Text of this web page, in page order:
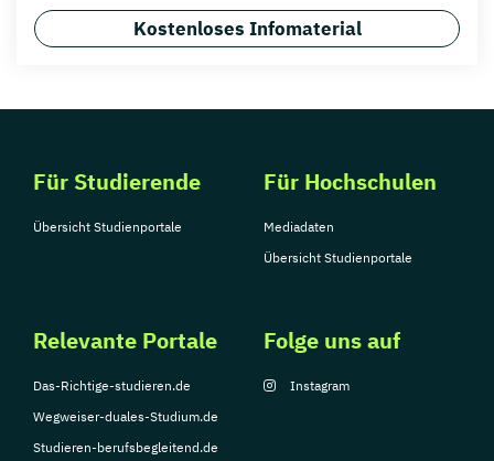
Kostenloses Infomaterial
Für Studierende
Übersicht Studienportale
Für Hochschulen
Mediadaten
Übersicht Studienportale
Relevante Portale
Das-Richtige-studieren.de
Wegweiser-duales-Studium.de
Studieren-berufsbegleitend.de
Folge uns auf
Instagram